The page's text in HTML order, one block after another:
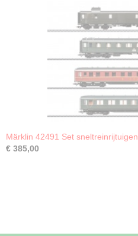
Märklin 42491 Set
€ 385,00